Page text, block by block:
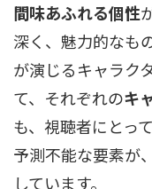
間味あふれる個性
深く、魅力的なも
が演じるキャラク
て、それぞれのキ
も、視聴者にとっ
予測不能な要素が
しています。